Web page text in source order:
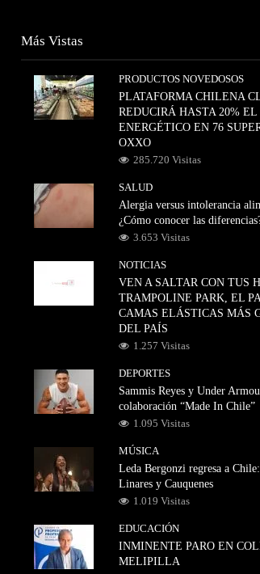
Más Vistas
PRODUCTOS NOVEDOSOS
PLATAFORMA CHILENA
REDUCIRÁ HASTA 20% EL
ENERGÉTICO EN 76
OXXO
285.720 Visitas
SALUD
Alergia versus intolerancia
¿Cómo conocer las
3.653 Visitas
NOTICIAS
VEN A SALTAR CON TUS
TRAMPOLINE PARK, EL
CAMAS ELÁSTICAS MÁS
DEL PAÍS
1.257 Visitas
DEPORTES
Sammis Reyes y Under
colaboración “Made In Chile”
1.095 Visitas
MÚSICA
Leda Bergonzi regresa a
Linares y Cauquenes
1.019 Visitas
EDUCACIÓN
INMINENTE PARO EN
MELIPILLA